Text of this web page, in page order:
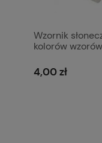
Wzornik
kolorów wzorów
4,00 zł